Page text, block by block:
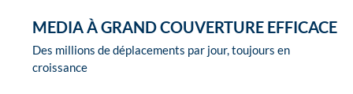
MEDIA À GRAND COUVERTURE EFFICACE
Des millions de déplacements par jour, toujours en
croissance